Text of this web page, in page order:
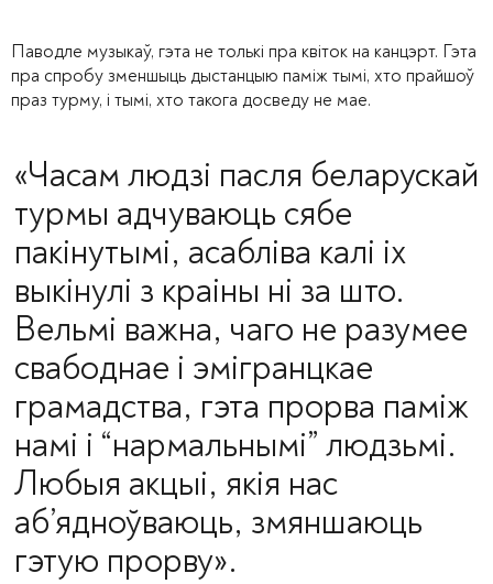
Паводле музыкаў, гэта не толькі пра квіток на канцэрт. Гэта
пра спробу зменшыць дыстанцыю паміж тымі, хто прайшоў
праз турму, і тымі, хто такога досведу не мае.
«Часам людзі пасля беларускай
турмы адчуваюць сябе
пакінутымі, асабліва калі іх
выкінулі з краіны ні за што.
Вельмі важна, чаго не разумее
свабоднае і эмігранцкае
грамадства, гэта прорва паміж
намі і “нармальнымі” людзьмі.
Любыя акцыі, якія нас
аб’ядноўваюць, змяншаюць
гэтую прорву».